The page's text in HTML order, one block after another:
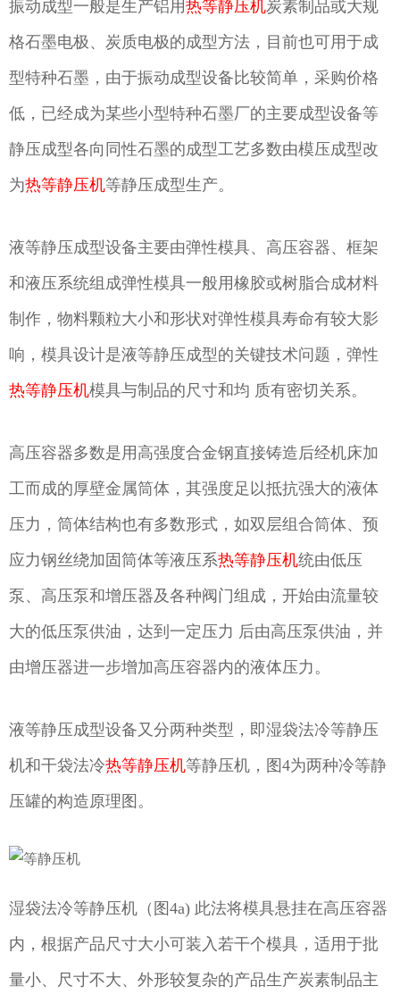
振动成型一般是生产铝用热等静压机炭素制品或大规
格石墨电极、炭质电极的成型方法，目前也可用于成
型特种石墨，由于振动成型设备比较简单，采购价格
低，已经成为某些小型特种石墨厂的主要成型设备等
静压成型各向同性石墨的成型工艺多数由模压成型改
为热等静压机等静压成型生产。
液等静压成型设备主要由弹性模具、高压容器、框架
和液压系统组成弹性模具一般用橡胶或树脂合成材料
制作，物料颗粒大小和形状对弹性模具寿命有较大影
响，模具设计是液等静压成型的关键技术问题，弹性
热等静压机模具与制品的尺寸和均 质有密切关系。
高压容器多数是用高强度合金钢直接铸造后经机床加
工而成的厚壁金属筒体，其强度足以抵抗强大的液体
压力，筒体结构也有多数形式，如双层组合筒体、预
应力钢丝绕加固筒体等液压系热等静压机统由低压
泵、高压泵和增压器及各种阀门组成，开始由流量较
大的低压泵供油，达到一定压力 后由高压泵供油，并
由增压器进一步增加高压容器内的液体压力。
液等静压成型设备又分两种类型，即湿袋法冷等静压
机和干袋法冷热等静压机等静压机，图4为两种冷等静
压罐的构造原理图。
湿袋法冷等静压机（图4a) 此法将模具悬挂在高压容器
内，根据产品尺寸大小可装入若干个模具，适用于批
量小、尺寸不大、外形较复杂的产品生产炭素制品主